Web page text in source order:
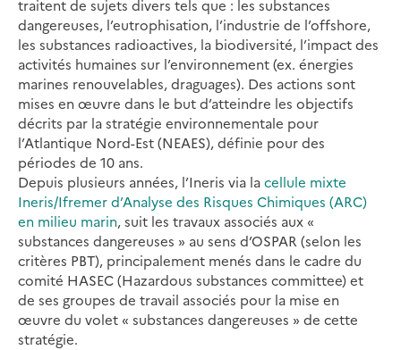
traitent de sujets divers tels que : les substances
dangereuses, l’eutrophisation, l’industrie de l’offshore,
les substances radioactives, la biodiversité, l’impact des
activités humaines sur l’environnement (ex. énergies
marines renouvelables, draguages). Des actions sont
mises en œuvre dans le but d’atteindre les objectifs
décrits par la stratégie environnementale pour
l’Atlantique Nord-Est (NEAES), définie pour des
périodes de 10 ans.
Depuis plusieurs années, l’Ineris via lacellule mixte
Ineris/Ifremer d’Analyse des Risques Chimiques (ARC)
en milieu marin, suit les travaux associés aux «
substances dangereuses » au sens d’OSPAR (selon les
critères PBT), principalement menés dans le cadre du
comité HASEC (Hazardous substances committee) et
de ses groupes de travail associés pour la mise en
œuvre du volet « substances dangereuses » de cette
stratégie.